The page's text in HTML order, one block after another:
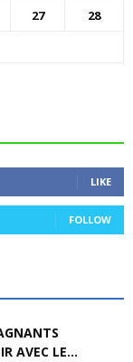
27
28
LIKE
FOLLOW
AVEC LE...